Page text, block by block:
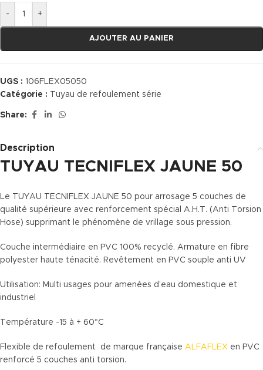
- +
AJOUTER AU PANIER
UGS : 106FLEX05050
Catégorie :
Tuyau de refoulement série
Share:
Description
TUYAU TECNIFLEX JAUNE 50
Le TUYAU TECNIFLEX JAUNE 50 pour arrosage 5 couches de
qualité supérieure avec renforcement spécial A.H.T. (Anti Torsion
Hose) supprimant le phénomène de vrillage sous pression.
Couche intermédiaire en PVC 100% recyclé. Armature en fibre
polyester haute ténacité. Revêtement en PVC souple anti UV
Utilisation: Multi usages pour amenées d’eau domestique et
industriel
Température -15 à + 60°C
Flexible de refoulement de marque française ALFAFLEX en PVC
renforcé 5 couches anti torsion.